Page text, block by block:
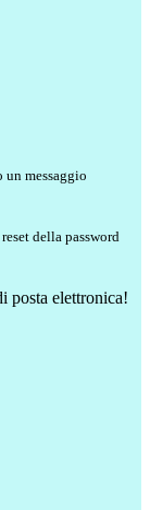
un messaggio
della password
posta elettronica!